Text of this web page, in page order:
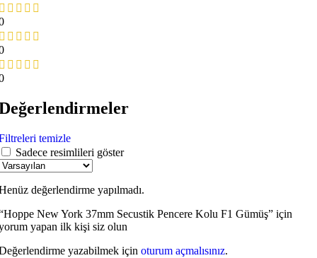
temizle
Sadece resimlileri göster
değerlendirme yapılmadı.
New York 37mm Secustik Pencere Kolu F1 Gümüş” için
yapan ilk kişi siz olun
yazabilmek için oturum açmalısınız.